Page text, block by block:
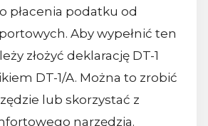
płacenia podatku od
Aby wypełnić ten
złożyć deklarację DT-1
DT-1/A. Można to zrobić
lub skorzystać z
narzędzia.